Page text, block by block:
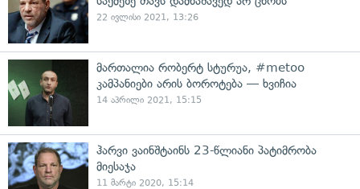
22 ივლისი 2021, 13:26
მართალია რობერტ სტურუა, #metoo
კამპანიები არის ბოროტება — ხვიჩია
14 აპრილი 2021, 15:15
ჰარვი ვაინშტაინს 23-წლიანი პატიმრობა
მიესაჯა
11 მარტი 2020, 15:14